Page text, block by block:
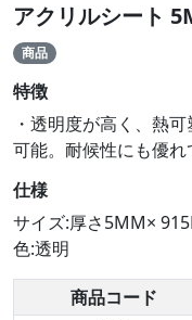
アクリルシート
商品
特徴
・透明度が高く、熱
可能。耐候性にも優れ
仕様
サイズ:厚さ5MM×
色:透明
商品コード